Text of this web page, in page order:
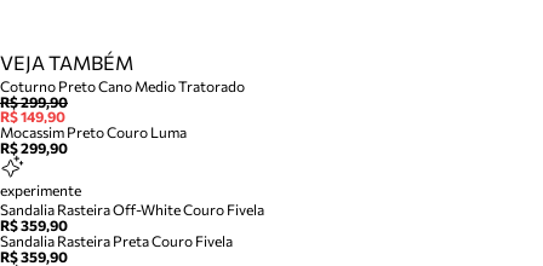
VEJA TAMBÉM
Coturno Preto Cano Medio Tratorado
R$ 299,90
R$ 149,90
Mocassim Preto Couro Luma
R$ 299,90
experimente
Sandalia Rasteira Off-White Couro Fivela
R$ 359,90
Sandalia Rasteira Preta Couro Fivela
R$ 359,90